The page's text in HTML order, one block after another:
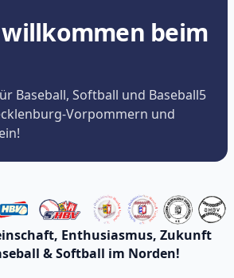
beim
Baseball, Softball und Baseball5
Vorpommern und
Enthusiasmus, Zukunft
& Softball im Norden!